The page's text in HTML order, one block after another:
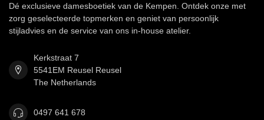
Dé exclusieve damesboetiek van de Kempen. Ontdek onze met
zorg geselecteerde topmerken en geniet van persoonlijk
stijladvies en de service van ons in-house atelier.
Kerkstraat 7
5541EM Reusel Reusel
The Netherlands
0497 641 678